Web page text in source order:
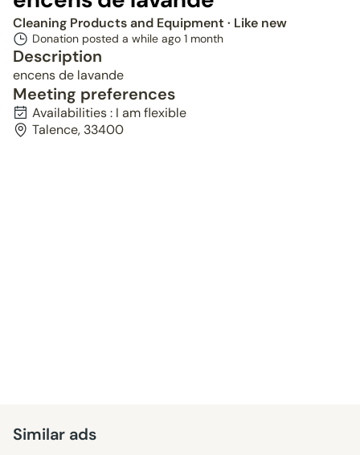
Cleaning Products and Equipment · Like new
Donation posted a while ago 1 month
Description
encens de lavande
Meeting preferences
Availabilities : I am flexible
Talence, 33400
Similar ads